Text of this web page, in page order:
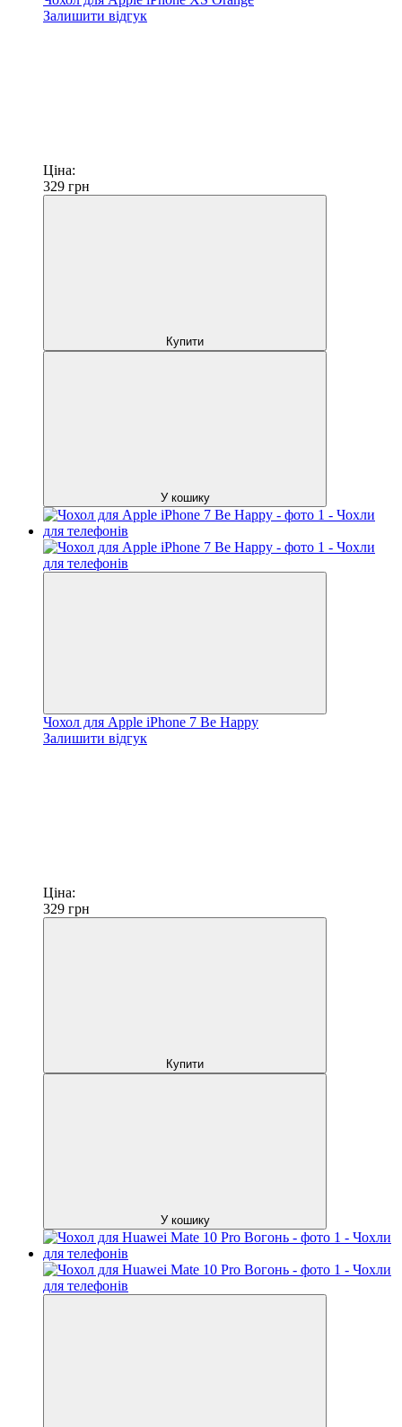
Залишити відгук
Ціна:
329 грн
Купити
У кошику
Чохол для Apple iPhone 7 Be Happy
Залишити відгук
Ціна:
329 грн
Купити
У кошику